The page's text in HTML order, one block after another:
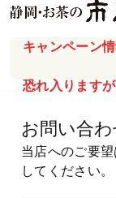
キャンペーン
恐れ入ります
お問い合わ
当店へのご要
してください。